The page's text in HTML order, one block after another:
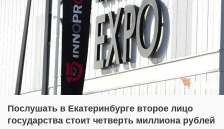
Послушать в Екатеринбурге второе лицо
государства стоит четверть миллиона рублей